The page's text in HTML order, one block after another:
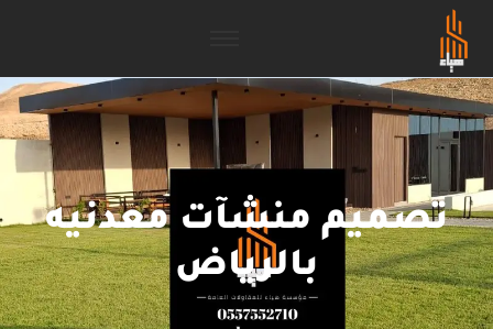
تصميم منشآت معدنيه
بالرياض